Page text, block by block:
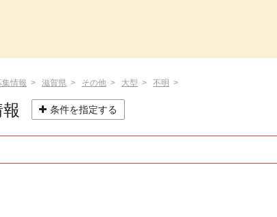
集情報 滋賀県 その他 大型 不明
条件を指定する